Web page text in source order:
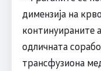
димензија на
континуираните
одличната
трансфузиона